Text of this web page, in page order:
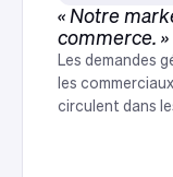
« Notre
commerce. »
Les demandes
les
circulent dans